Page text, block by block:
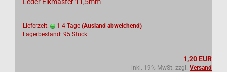
Lieferzeit: 1-4 Tage (Ausland abweichend)
Lagerbestand: 95 Stück
1,20 EUR
inkl. 19% MwSt. zzgl. Versand